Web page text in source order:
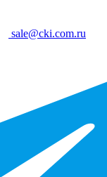
sale@cki.com.ru